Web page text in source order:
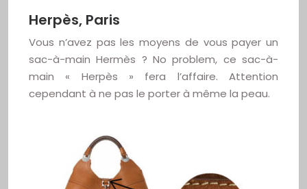
Herpès, Paris
Vous n’avez pas les moyens de vous payer un
sac-à-main Hermès ? No problem, ce sac-à-
main « Herpès » fera l’affaire. Attention
cependant à ne pas le porter à même la peau.